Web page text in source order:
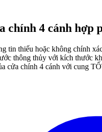
chính 4 cánh hợp
tin thiếu hoặc không chính
thông thủy với kích thước
cửa chính 4 cánh với cung